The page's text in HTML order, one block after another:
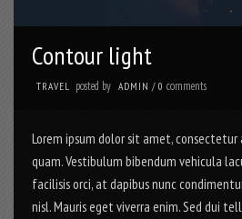
Contour light
TRAVEL posted by ADMIN / 0 comments
Lorem ipsum dolor sit amet,
quam. Vestibulum bibendum vehicula
facilisis orci, at dapibus nunc
nisl. Mauris eget viverra enim. Sed dui